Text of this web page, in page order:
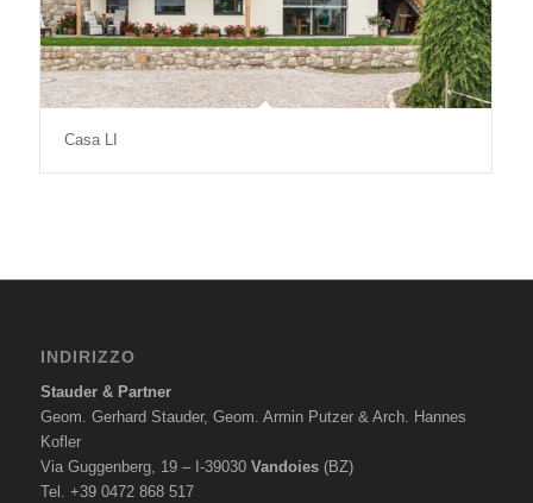
Casa LI
INDIRIZZO
Stauder & Partner
Geom. Gerhard Stauder, Geom. Armin Putzer & Arch. Hannes
Kofler
Via Guggenberg, 19 – I-39030 Vandoies(BZ)
Tel. +39 0472 868 517